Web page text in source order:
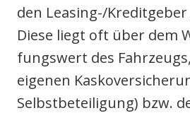
den Lea­sing-/
Die­se liegt oft über dem
fungs­wert des
eige­nen
Selbst­be­tei­li­gung) bzw.